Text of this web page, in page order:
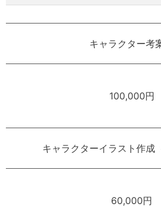
キャラクター考
100,000円
キャラクターイラスト作成
60,000円